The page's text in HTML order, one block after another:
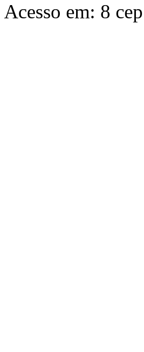
Acesso em: 8